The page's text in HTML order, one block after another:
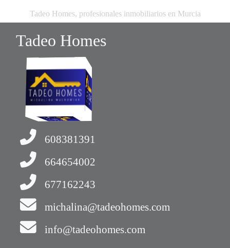
Tadeo Homes, profesionales inmobiliarios en Murcia
Tadeo Homes
608381391
664654002
677162243
michalina@tadeohomes.com
info@tadeohomes.com